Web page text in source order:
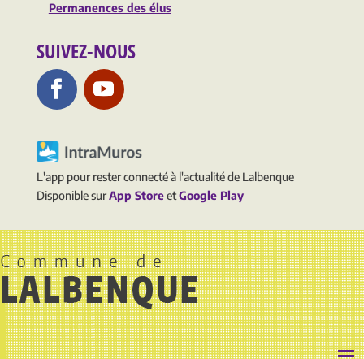
Permanences des élus
SUIVEZ-NOUS
L'app pour rester connecté à l'actualité de Lalbenque
Disponible surApp StoreetGoogle Play